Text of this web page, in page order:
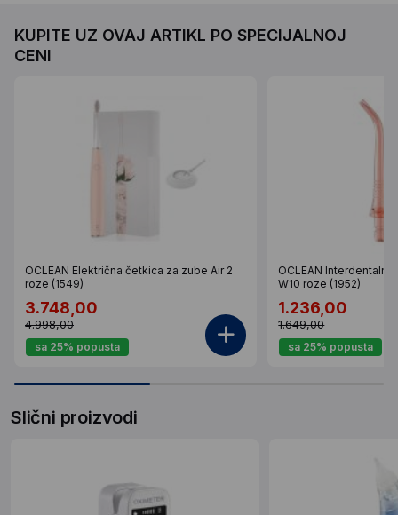
KUPITE UZ OVAJ ARTIKL PO SPECIJALNOJ
CENI
OCLEAN Električna četkica za zube Air 2
roze (1549)
3.748,00
4.998,00
sa 25% popusta
OCLEAN Interdentalni
W10 roze (1952)
1.236,00
1.649,00
sa 25% popusta
Slični proizvodi